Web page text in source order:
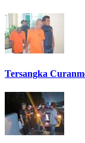
Tersangka